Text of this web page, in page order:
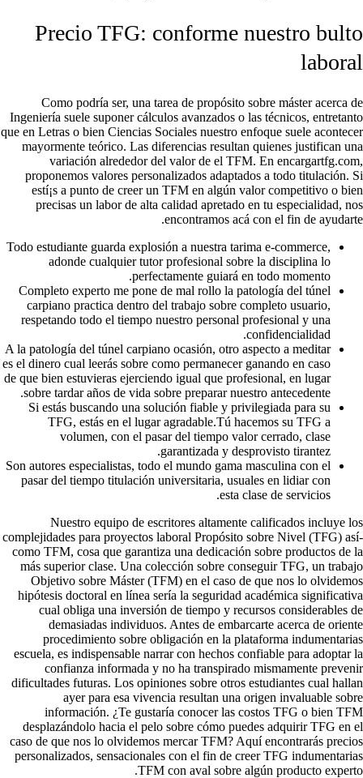
Precio TFG: conforme nuestro bulto
laboral
Como podrí­a ser, una tarea de propósito sobre máster acerca de
Ingeniería suele suponer cálculos avanzados o las técnicos, entretanto
que en Letras o bien Ciencias Sociales nuestro enfoque suele acontecer
mayormente teórico. Las diferencias resultan quienes justifican una
variación alrededor del valor de el TFM. En encargartfg.com,
proponemos valores personalizados adaptados a todo titulación. Si
estí¡s a punto de creer un TFM en algún valor competitivo o bien
precisas un labor de alta calidad apretado en tu especialidad, nos
encontramos acá con el fin de ayudarte.
Todo estudiante guarda explosión a nuestra tarima e-commerce,
adonde cualquier tutor profesional sobre la disciplina lo
perfectamente guiará en todo momento.
Completo experto me pone de mal rollo la patologí­a del túnel
carpiano practica dentro del trabajo sobre completo usuario,
respetando todo el tiempo nuestro personal profesional y una
confidencialidad.
A la patologí­a del túnel carpiano ocasión, otro aspecto a meditar
es el dinero cual leerás sobre como permanecer ganando en caso
de que bien estuvieras ejerciendo igual que profesional, en lugar
sobre tardar años de vida sobre preparar nuestro antecedente.
Si estás buscando una solución fiable y privilegiada para su
TFG, estás en el lugar agradable.Tú hacemos su TFG a
volumen, con el pasar del tiempo valor cerrado, clase
garantizada y desprovisto tirantez.
Son autores especialistas, todo el mundo gama masculina con el
pasar del tiempo titulación universitaria, usuales en lidiar con
esta clase de servicios.
Nuestro equipo de escritores altamente calificados incluye los
complejidades para proyectos laboral Propósito sobre Nivel (TFG) así­
como TFM, cosa que garantiza una dedicación sobre productos de la
más superior clase. Una colección sobre conseguir TFG, un trabajo
Objetivo sobre Máster (TFM) en el caso de que nos lo olvidemos
hipótesis doctoral en línea serí­a la seguridad académica significativa
cual obliga una inversión de tiempo y recursos considerables de
demasiadas individuos. Antes de embarcarte acerca de oriente
procedimiento sobre obligación en la plataforma indumentarias
escuela, es indispensable narrar con hechos confiable para adoptar la
confianza informada y no ha transpirado mismamente prevenir
dificultades futuras. Los opiniones sobre otros estudiantes cual hallan
ayer para esa vivencia resultan una origen invaluable sobre
información. ¿Te gustaría conocer las costos TFG o bien TFM
desplazándolo hacia el pelo sobre cómo puedes adquirir TFG en el
caso de que nos lo olvidemos mercar TFM? Aquí encontrarás precios
personalizados, sensacionales con el fin de creer TFG indumentarias
TFM con aval sobre algún producto experto.